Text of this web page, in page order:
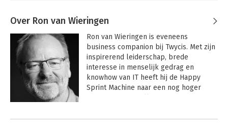
Over Ron van Wieringen
Ron van Wieringen is eveneens
business companion bij Twycis. Met zijn
inspirerend leiderschap, brede
interesse in menselijk gedrag en
knowhow van IT heeft hij de Happy
Sprint Machine naar een nog hoger
Andere boeken door Ron van